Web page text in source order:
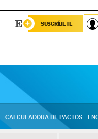
SUSCRÍBETE
CALCULADORA DE PACTOS